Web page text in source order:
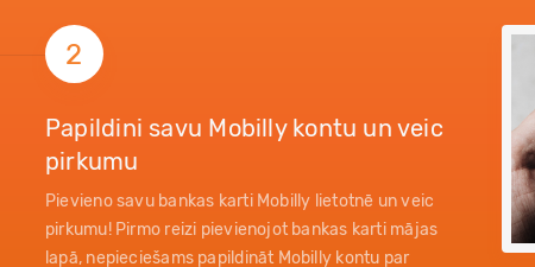
2
Papildini savu Mobilly kontu un veic
pirkumu
Pievieno savu bankas karti Mobilly lietotnē un veic
pirkumu! Pirmo reizi pievienojot bankas karti mājas
lapā, nepieciešams papildināt Mobilly kontu par